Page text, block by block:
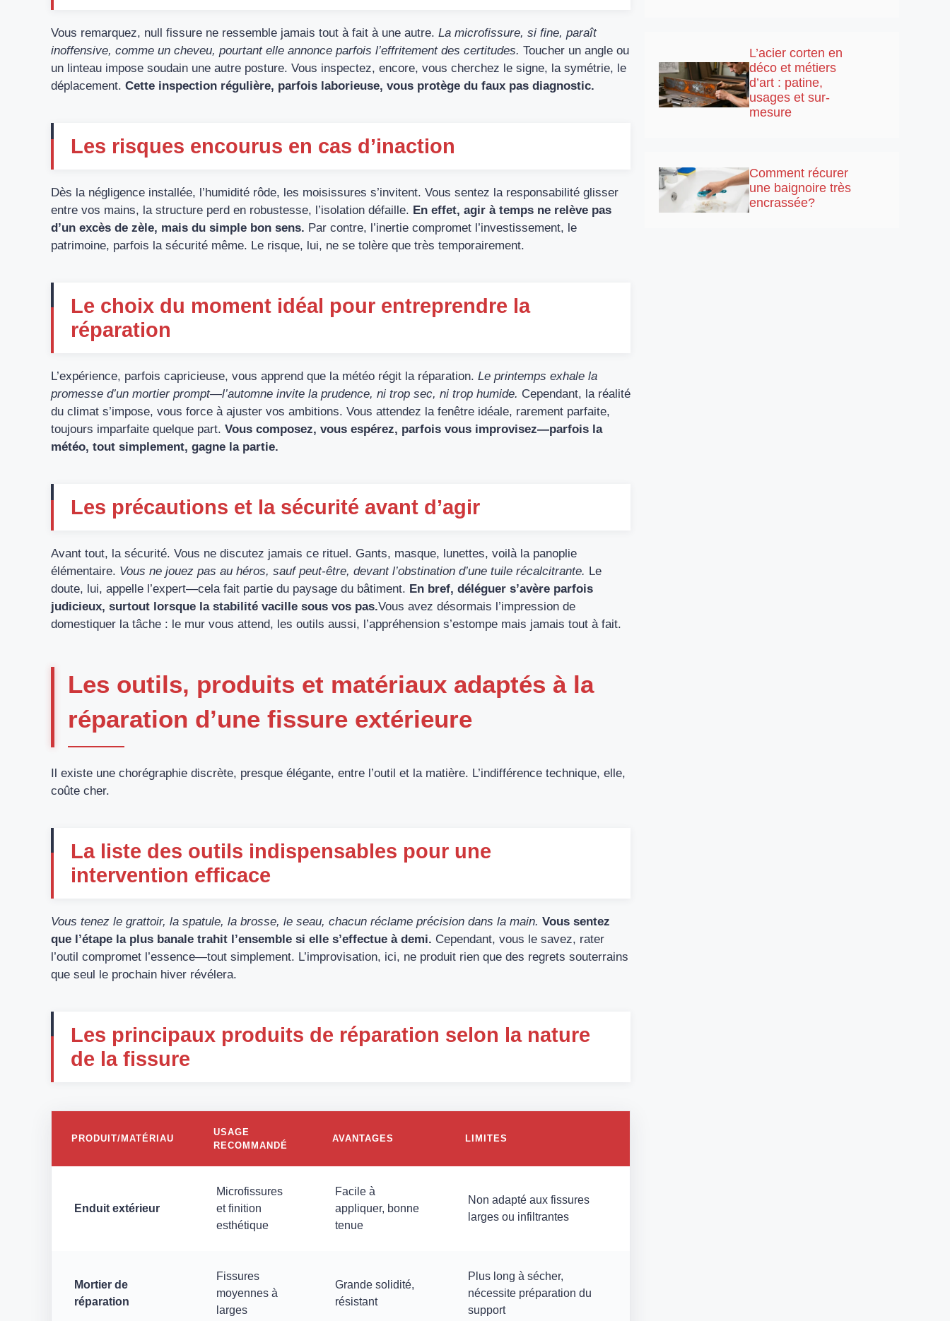
Vous remarquez, null fissure ne ressemble jamais tout à fait à une autre. La microfissure, si fine, paraît
inoffensive, comme un cheveu, pourtant elle annonce parfois l’effritement des certitudes. Toucher un angle ou
un linteau impose soudain une autre posture. Vous inspectez, encore, vous cherchez le signe, la symétrie, le
déplacement. Cette inspection régulière, parfois laborieuse, vous protège du faux pas diagnostic.
Les risques encourus en cas d’inaction
Dès la négligence installée, l’humidité rôde, les moisissures s’invitent. Vous sentez la responsabilité glisser
entre vos mains, la structure perd en robustesse, l’isolation défaille. En effet, agir à temps ne relève pas
d’un excès de zèle, mais du simple bon sens. Par contre, l’inertie compromet l’investissement, le
patrimoine, parfois la sécurité même. Le risque, lui, ne se tolère que très temporairement.
Le choix du moment idéal pour entreprendre la
réparation
L’expérience, parfois capricieuse, vous apprend que la météo régit la réparation. Le printemps exhale la
promesse d’un mortier prompt—l’automne invite la prudence, ni trop sec, ni trop humide. Cependant, la réalité
du climat s’impose, vous force à ajuster vos ambitions. Vous attendez la fenêtre idéale, rarement parfaite,
toujours imparfaite quelque part. Vous composez, vous espérez, parfois vous improvisez—parfois la
météo, tout simplement, gagne la partie.
Les précautions et la sécurité avant d’agir
Avant tout, la sécurité. Vous ne discutez jamais ce rituel. Gants, masque, lunettes, voilà la panoplie
élémentaire. Vous ne jouez pas au héros, sauf peut-être, devant l’obstination d’une tuile récalcitrante. Le
doute, lui, appelle l’expert—cela fait partie du paysage du bâtiment. En bref, déléguer s’avère parfois
judicieux, surtout lorsque la stabilité vacille sous vos pas.Vous avez désormais l’impression de
domestiquer la tâche : le mur vous attend, les outils aussi, l’appréhension s’estompe mais jamais tout à fait.
Les outils, produits et matériaux adaptés à la
réparation d’une fissure extérieure
Il existe une chorégraphie discrète, presque élégante, entre l’outil et la matière. L’indifférence technique, elle,
coûte cher.
La liste des outils indispensables pour une
intervention efficace
Vous tenez le grattoir, la spatule, la brosse, le seau, chacun réclame précision dans la main. Vous sentez
que l’étape la plus banale trahit l’ensemble si elle s’effectue à demi. Cependant, vous le savez, rater
l’outil compromet l’essence—tout simplement. L’improvisation, ici, ne produit rien que des regrets souterrains
que seul le prochain hiver révélera.
Les principaux produits de réparation selon la nature
de la fissure
PRODUIT/MATÉRIAU
USAGE
RECOMMANDÉ
AVANTAGES LIMITES
Enduit extérieur
Microfissures
et finition
esthétique
Facile à
appliquer, bonne
tenue
Non adapté aux fissures
larges ou infiltrantes
Mortier de
réparation
Fissures
moyennes à
larges
Grande solidité,
résistant
Plus long à sécher,
nécessite préparation du
support
L’acier corten en
déco et métiers
d’art : patine,
usages et sur-
mesure
Comment récurer
une baignoire très
encrassée?